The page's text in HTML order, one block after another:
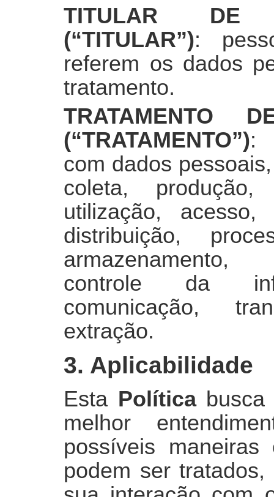
TITULAR DE
(“TITULAR”):
referem os dados
tratamento.
TRATAMENTO
(“TRATAMENTO”):
com dados
coleta, produção,
utilização, acesso,
distribuição,
controle da
comunicação,
extração.
3. Aplicabilidade
Esta Políticabusca
melhor
possíveis
podem ser